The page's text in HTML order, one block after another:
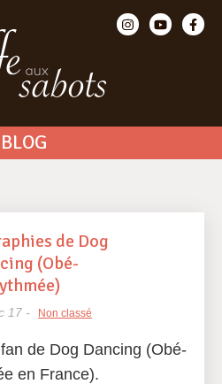
BLOG
de Dog
(Obé-
17 - Non classé
de Dog Dancing (Obé-
en France).